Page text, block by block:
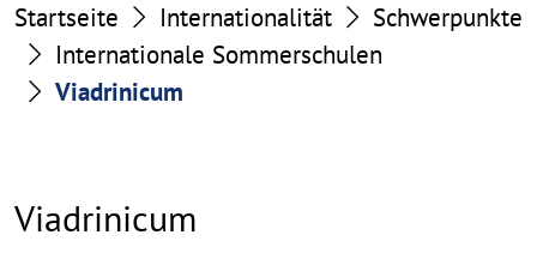
Startseite Internationalität
Schwerpunkte
Internationale Sommerschulen
Viadrinicum
Viadrinicum